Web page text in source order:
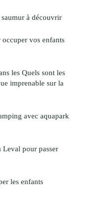
à découvrir
vos enfants
les Quels sont les
imprenable sur la
avec aquapark
Leval pour passer
les enfants